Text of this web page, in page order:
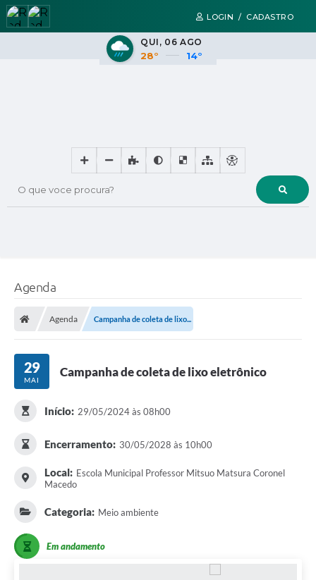
LOGIN / CADASTRO
O que voce procura?
QUI 06 AGO
28° 14°
Agenda
Agenda Campanha de coleta de lixo...
29
MAI
Campanha de coleta de lixo eletrônico
Início: 29/05/2024 às 08h00
Encerramento: 30/05/2028 às 10h00
Local: Escola Municipal Professor Mitsuo Matsura Coronel
Macedo
Categoria: Meio ambiente
Em andamento